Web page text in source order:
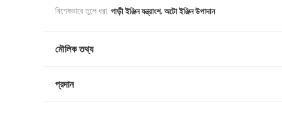
বিশেষভাবে তুলে ধরা: গাড়ী ইঞ্জিন যন্ত্রাংশ, অটো ইঞ্জিন উপাদান
মৌলিক তথ্য
প্রদান